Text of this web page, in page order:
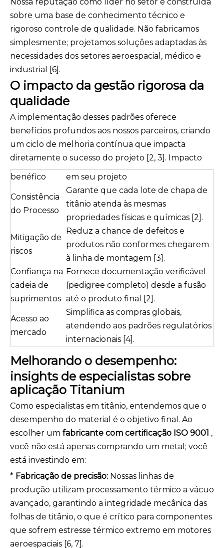
Nossa reputação como líder no setor é construída
sobre uma base de conhecimento técnico e
rigoroso controle de qualidade. Não fabricamos
simplesmente; projetamos soluções adaptadas às
necessidades dos setores aeroespacial, médico e
industrial [6].
O impacto da gestão rigorosa da
qualidade
A implementação desses padrões oferece
benefícios profundos aos nossos parceiros, criando
um ciclo de melhoria contínua que impacta
diretamente o sucesso do projeto [2, 3]. Impacto
benéfico
em seu projeto
Consistência
do Processo
Garante que cada lote de chapa de
titânio atenda às mesmas
propriedades físicas e químicas [2].
Mitigação de
riscos
Reduz a chance de defeitos e
produtos não conformes chegarem
à linha de montagem [3].
Confiança na
cadeia de
suprimentos
Fornece documentação verificável
(pedigree completo) desde a fusão
até o produto final [2].
Acesso ao
mercado
Simplifica as compras globais,
atendendo aos padrões regulatórios
internacionais [4].
Melhorando o desempenho:
insights de especialistas sobre
aplicação Titanium
Como especialistas em titânio, entendemos que o
desempenho do material é o objetivo final. Ao
escolher um fabricante com certificação ISO 9001 ,
você não está apenas comprando um metal; você
está investindo em:
* Fabricação de precisão: Nossas linhas de
produção utilizam processamento térmico a vácuo
avançado, garantindo a integridade mecânica das
folhas de titânio, o que é crítico para componentes
que sofrem estresse térmico extremo em motores
aeroespaciais [6, 7].